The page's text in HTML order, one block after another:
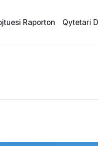
Raporton Qytetari